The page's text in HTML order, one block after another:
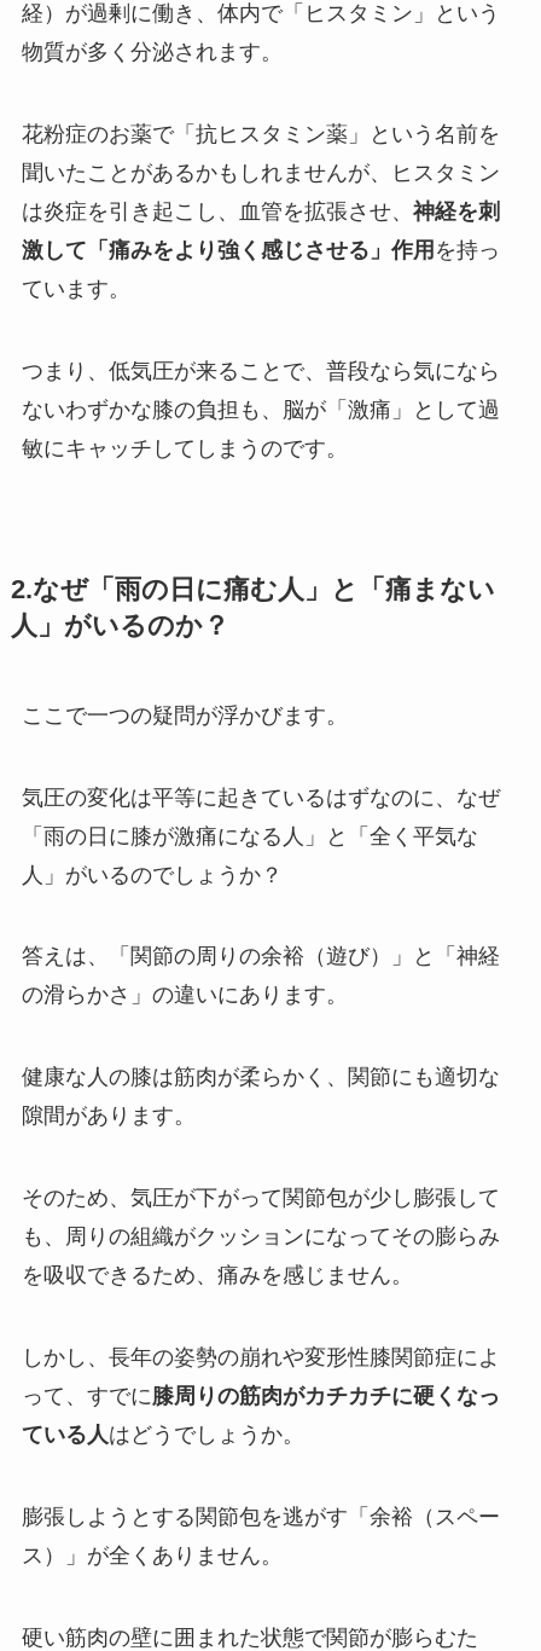
経）が過剰に働き、体内で「ヒスタミン」という
物質が多く分泌されます。
花粉症のお薬で「抗ヒスタミン薬」という名前を
聞いたことがあるかもしれませんが、ヒスタミン
は炎症を引き起こし、血管を拡張させ、 神経を刺
激して「痛みをより強く感じさせる」作用 を持っ
ています。
つまり、低気圧が来ることで、普段なら気になら
ないわずかな膝の負担も、脳が「激痛」として過
敏にキャッチしてしまうのです。
2.なぜ「雨の日に痛む人」と「痛まない
人」がいるのか？
ここで一つの疑問が浮かびます。
気圧の変化は平等に起きているはずなのに、なぜ
「雨の日に膝が激痛になる人」と「全く平気な
人」がいるのでしょうか？
答えは、「関節の周りの余裕（遊び）」と「神経
の滑らかさ」の違いにあります。
健康な人の膝は筋肉が柔らかく、関節にも適切な
隙間があります。
そのため、気圧が下がって関節包が少し膨張して
も、周りの組織がクッションになってその膨らみ
を吸収できるため、痛みを感じません。
しかし、長年の姿勢の崩れや変形性膝関節症によ
って、すでに膝周りの筋肉がカチカチに硬くなっ
ている人 はどうでしょうか。
膨張しようとする関節包を逃がす「余裕（スペー
ス）」が全くありません。
硬い筋肉の壁に囲まれた状態で関節が膨らむた